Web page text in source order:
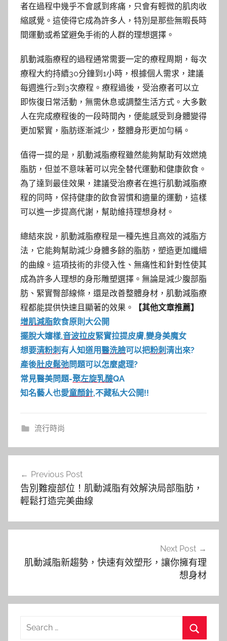
者在過程中幾乎不會感到疼痛，只會有輕微的肌肉收
縮感覺。這使得它成為許多人，特別是那些無暇長時
間運動或希望避免手術的人群的理想選擇。
肌動減脂療程的過程通常需要一定的療程周期，每次
療程大約持續30分鐘到1小時，根據個人需求，建議
每週進行2到3次療程。療程過後，受治療者可以立
即恢復日常活動，無需休息或調整生活方式。大多數
人在完成療程後的一段時間內，便能感受到身體變得
更加緊實，脂肪逐漸減少，整體身形更加勻稱。
值得一提的是，肌動減脂療程雖然能夠幫助有效燃燒
脂肪，但並不意味著可以完全替代運動和健康飲食。
為了達到最佳效果，建議受治療者在進行肌動減脂療
程的同時，保持健康的飲食習慣和適量的運動，這樣
可以進一步提高代謝，幫助維持理想身材。
總結來說，肌動減脂療程是一種先進且高效的減脂方
法，它能夠幫助減少身體多餘的脂肪，塑造更加纖細
的曲線。這項技術的非侵入性、無痛性和針對性使其
成為許多人理想的身形雕塑選擇。無論是減少腹部脂
肪、緊實臀部線條，還是改善整體身材，肌動減脂療
程都能提供快速且顯著的效果。
【其他文章推薦】
增肌減脂飲食原則大公開
擺脫大嬸樣,音波拉皮緊實拉提皮膚,變身美魔女
想要清粉刺 有人知道用醫洗臉可以把粉刺 清出來?
產後肚皮鬆弛問題可以怎麼處理?
常見醫美問題-聚左旋乳酸QA
知名藝人也愛童顏針,不藏私大公開!!
流行時尚
導
覽
Previous Post
告別難瘦部位！肌動減脂有效解決局部脂肪，
輕鬆打造完美曲線
Next Post
肌動減脂新趨勢，快速有效塑形，讓你擁有理
想身材
Search